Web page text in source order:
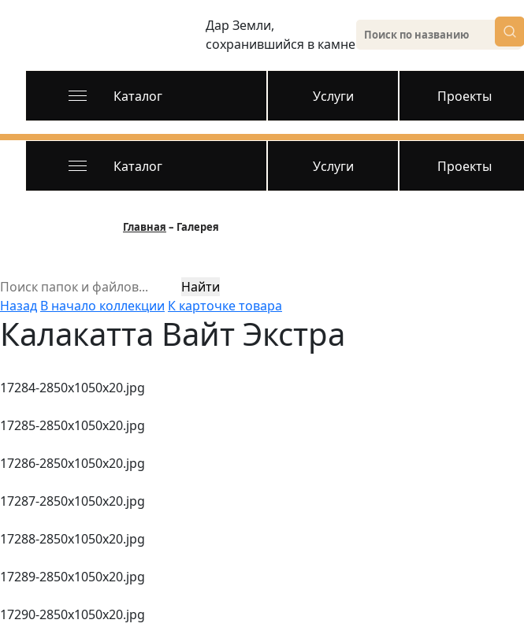
Дар Земли,
сохранившийся в камне
Каталог Услуги Проекты
Каталог Услуги Проекты
Главная Галерея
Найти
Назад В начало коллекции К карточке товара
Калакатта Вайт Экстра
17284-2850х1050х20.jpg
17285-2850х1050х20.jpg
17286-2850х1050х20.jpg
17287-2850х1050х20.jpg
17288-2850х1050х20.jpg
17289-2850х1050х20.jpg
17290-2850х1050х20.jpg